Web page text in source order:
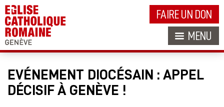
FAIRE UN DON
MENU
EVÉNEMENT DIOCÉSAIN : APPEL
DÉCISIF À GENÈVE !